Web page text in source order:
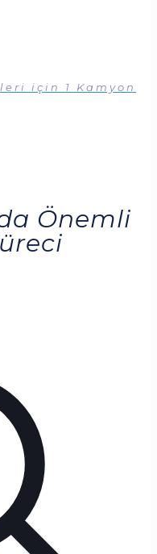
için 1 Kamyon
Önemli